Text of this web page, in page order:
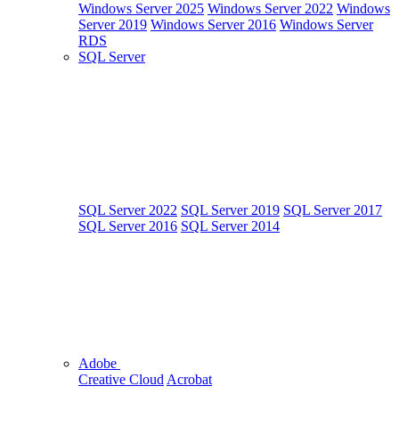
Windows Server 2025 Windows Server 2022 Windows
Server 2019 Windows Server 2016 Windows Server
RDS
SQL Server
SQL Server 2022 SQL Server 2019 SQL Server 2017
SQL Server 2016 SQL Server 2014
Adobe
Creative Cloud Acrobat